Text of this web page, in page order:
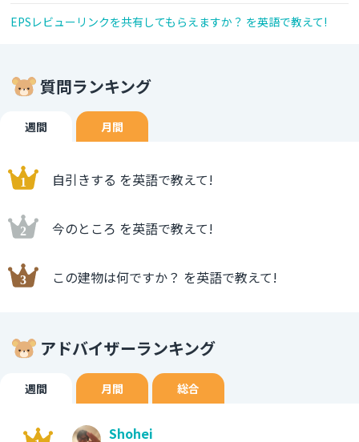
EPSレビューリンクを共有してもらえますか？ を英語で教えて!
質問ランキング
週間 月間
自引きする を英語で教えて!
今のところ を英語で教えて!
この建物は何ですか？ を英語で教えて!
アドバイザーランキング
週間 月間 総合
Shohei